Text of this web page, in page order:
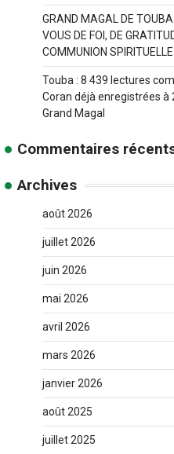
GRAND MAGAL DE TOUBA
VOUS DE FOI, DE
COMMUNION SPIRITUELLE
Touba : 8 439 lectures
Coran déjà enregistrées à
Grand Magal
Commentaires
Archives
août 2026
juillet 2026
juin 2026
mai 2026
avril 2026
mars 2026
janvier 2026
août 2025
juillet 2025